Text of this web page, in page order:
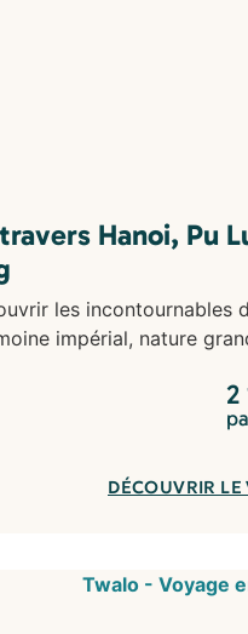
Hanoi, Pu
les incontournables
impérial, nature
2
DÉCOUVRIR LE